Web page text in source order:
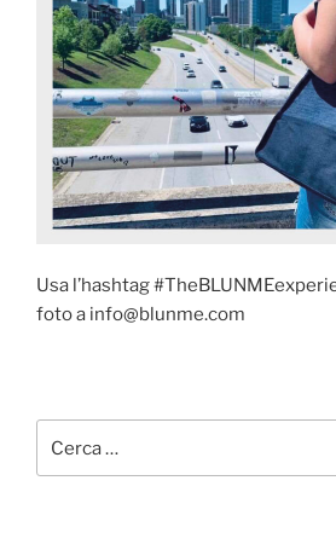
Usa l’hashtag
foto a info@blunme.com